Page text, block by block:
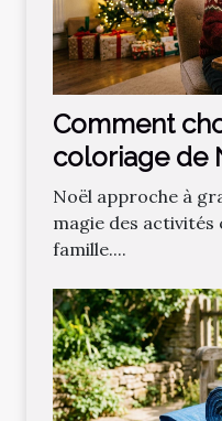
Comment
coloriage de
enfants ?
Noël approche à
magie des
famille....